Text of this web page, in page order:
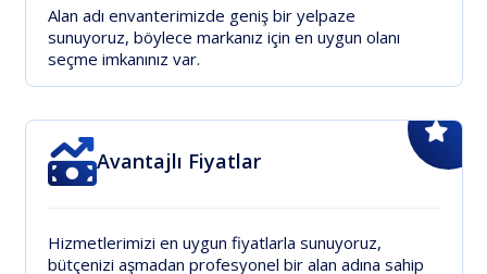
Alan adı envanterimizde geniş bir yelpaze
sunuyoruz, böylece markanız için en uygun olanı
seçme imkanınız var.
Avantajlı Fiyatlar
Hizmetlerimizi en uygun fiyatlarla sunuyoruz,
bütçenizi aşmadan profesyonel bir alan adına sahip